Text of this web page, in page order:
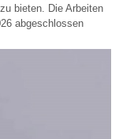
bieten. Die Arbeiten
abgeschlossen